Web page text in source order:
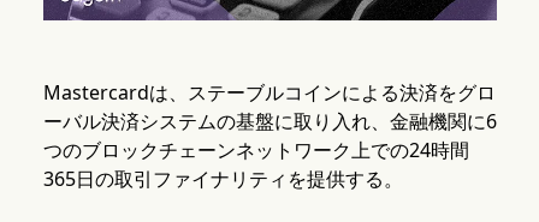
Mastercardは、ステーブルコインによる決済をグロ
ーバル決済システムの基盤に取り入れ、金融機関に6
つのブロックチェーンネットワーク上での24時間
365日の取引ファイナリティを提供する。